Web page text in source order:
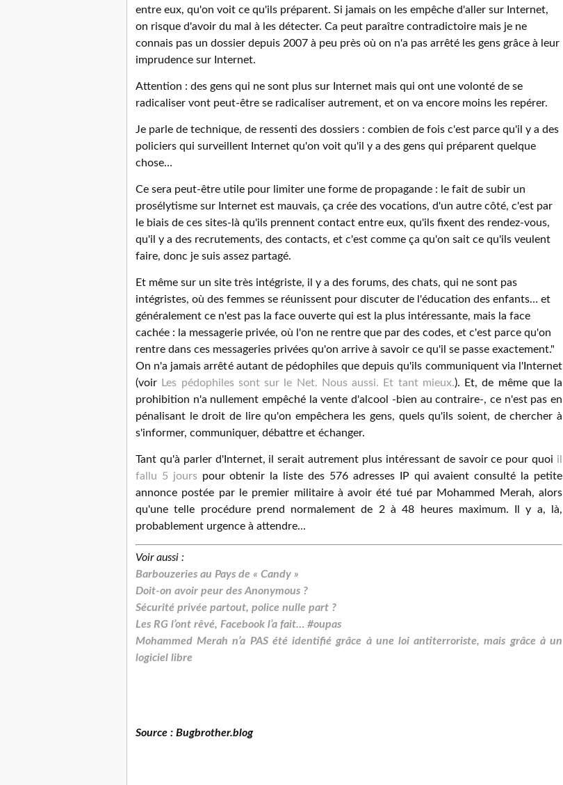
entre eux, qu'on voit ce qu'ils préparent. Si jamais on les empêche d'aller sur Internet,
on risque d'avoir du mal à les détecter. Ca peut paraître contradictoire mais je ne
connais pas un dossier depuis 2007 à peu près où on n'a pas arrêté les gens grâce à leur
imprudence sur Internet.
Attention : des gens qui ne sont plus sur Internet mais qui ont une volonté de se
radicaliser vont peut-être se radicaliser autrement, et on va encore moins les repérer.
Je parle de technique, de ressenti des dossiers : combien de fois c'est parce qu'il y a des
policiers qui surveillent Internet qu'on voit qu'il y a des gens qui préparent quelque
chose…
Ce sera peut-être utile pour limiter une forme de propagande : le fait de subir un
prosélytisme sur Internet est mauvais, ça crée des vocations, d'un autre côté, c'est par
le biais de ces sites-là qu'ils prennent contact entre eux, qu'ils fixent des rendez-vous,
qu'il y a des recrutements, des contacts, et c'est comme ça qu'on sait ce qu'ils veulent
faire, donc je suis assez partagé.
Et même sur un site très intégriste, il y a des forums, des chats, qui ne sont pas
intégristes, où des femmes se réunissent pour discuter de l'éducation des enfants… et
généralement ce n'est pas la face ouverte qui est la plus intéressante, mais la face
cachée : la messagerie privée, où l'on ne rentre que par des codes, et c'est parce qu'on
rentre dans ces messageries privées qu'on arrive à savoir ce qu'il se passe exactement."
On n'a jamais arrêté autant de pédophiles que depuis qu'ils communiquent via l'Internet
(voir Les pédophiles sont sur le Net. Nous aussi. Et tant mieux.). Et, de même que la
prohibition n'a nullement empêché la vente d'alcool -bien au contraire-, ce n'est pas en
pénalisant le droit de lire qu'on empêchera les gens, quels qu'ils soient, de chercher à
s'informer, communiquer, débattre et échanger.
Tant qu'à parler d'Internet, il serait autrement plus intéressant de savoir ce pour quoi il
fallu 5 jourspour obtenir la liste des 576 adresses IP qui avaient consulté la petite
annonce postée par le premier militaire à avoir été tué par Mohammed Merah, alors
qu'une telle procédure prend normalement de 2 à 48 heures maximum. Il y a, là,
probablement urgence à attendre...
Voir aussi :
Barbouzeries au Pays de « Candy »
Doit-on avoir peur des Anonymous ?
Sécurité privée partout, police nulle part ?
Les RG l’ont rêvé, Facebook l’a fait… #oupas
Mohammed Merah n’a PAS été identifié grâce à une loi antiterroriste, mais grâce à un
logiciel libre
Source : Bugbrother.blog